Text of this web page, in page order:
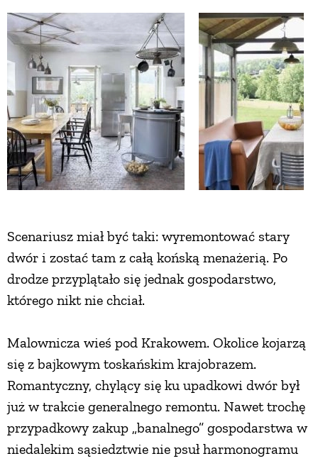
Scenariusz miał być taki: wyremontować stary
dwór i zostać tam z całą końską menażerią. Po
drodze przyplątało się jednak gospodarstwo,
którego nikt nie chciał.
Malownicza wieś pod Krakowem. Okolice kojarzą
się z bajkowym toskańskim krajobrazem.
Romantyczny, chylący się ku upadkowi dwór był
już w trakcie generalnego remontu. Nawet trochę
przypadkowy zakup „banalnego” gospodarstwa w
niedalekim sąsiedztwie nie psuł harmonogramu
ZWIERZĘTA W NATURZE
GRZYBY
KRAJOBRAZ
RĘKODZIEŁO
RZEMIOSŁO
ZWYCZAJE
PRZEPISY
ŚNIADANIA
PRZYSTAWKI